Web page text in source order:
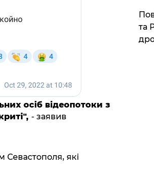
осіб відеопотоки з
- заявив
які
та